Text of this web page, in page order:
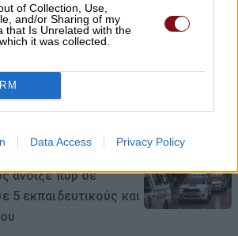
of Collection, Use,
and/or Sharing of my
that Is Unrelated with the
it was collected.
Data Access Privacy Policy
Αγιάς και Γόννων
Λάρισα η κηδεία του
άνοιξε πυρ σε
5 εκπαιδευτικούς και